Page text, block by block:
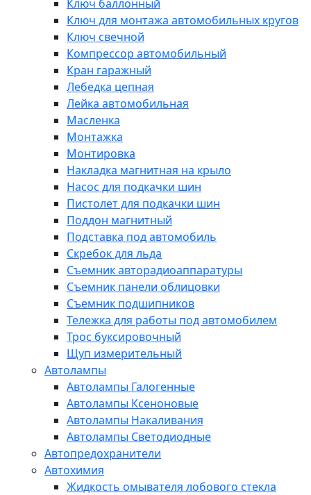
Ключ баллонный
Ключ для монтажа автомобильных кругов
Ключ свечной
Компрессор автомобильный
Кран гаражный
Лебедка цепная
Лейка автомобильная
Масленка
Монтажка
Монтировка
Накладка магнитная на крыло
Насос для подкачки шин
Пистолет для подкачки шин
Поддон магнитный
Подставка под автомобиль
Скребок для льда
Съемник авторадиоаппаратуры
Съемник панели облицовки
Съемник подшипников
Тележка для работы под автомобилем
Трос буксировочный
Щуп измерительный
Автолампы
Автолампы Галогенные
Автолампы Ксеноновые
Автолампы Накаливания
Автолампы Светодиодные
Автопредохранители
Автохимия
Жидкость омывателя лобового стекла